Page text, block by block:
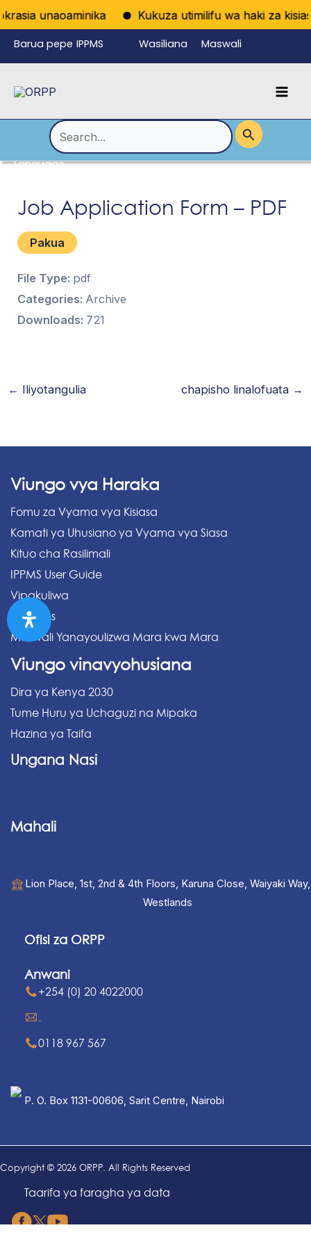
unaoaminika Kukuza utimilifu wa haki za
Skip
to
content
Barua pepe IPPMS Wasiliana Maswali
Language
Menu
Toggle
Search
for:
Job Application Form – PDF
Pakua
File Type: pdf
Categories: Archive
Downloads: 721
← Iliyotangulia chapisho linalofuata →
Viungo vya Haraka
Fomu za Vyama vya Kisiasa
Kamati ya Uhusiano ya Vyama vya Siasa
Kituo cha Rasilimali
IPPMS User Guide
Vipakuliwa
Archives
Maswali Yanayoulizwa Mara kwa Mara
Viungo vinavyohusiana
Dira ya Kenya 2030
Tume Huru ya Uchaguzi na Mipaka
Hazina ya Taifa
Ungana Nasi
Mahali
Lion Place, 1st, 2nd & 4th Floors, Karuna Close, Waiyaki Way,
Westlands
Ofisi za ORPP
Anwani
+254 (0) 20 4022000
0118 967 567
P. O. Box 1131-00606, Sarit Centre, Nairobi
Copyright © 2026 ORPP. All Rights Reserved
Taarifa ya faragha ya data